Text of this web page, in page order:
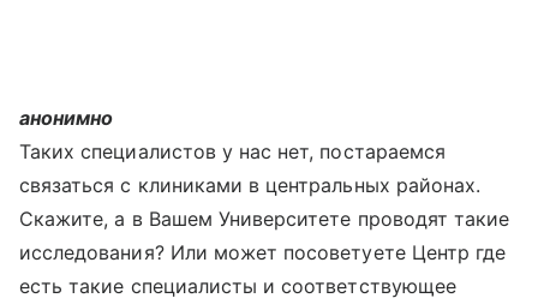
анонимно
Таких специалистов у нас нет, постараемся
связаться с клиниками в центральных районах.
Скажите, а в Вашем Университете проводят такие
исследования? Или может посоветуете Центр где
есть такие специалисты и соответствующее